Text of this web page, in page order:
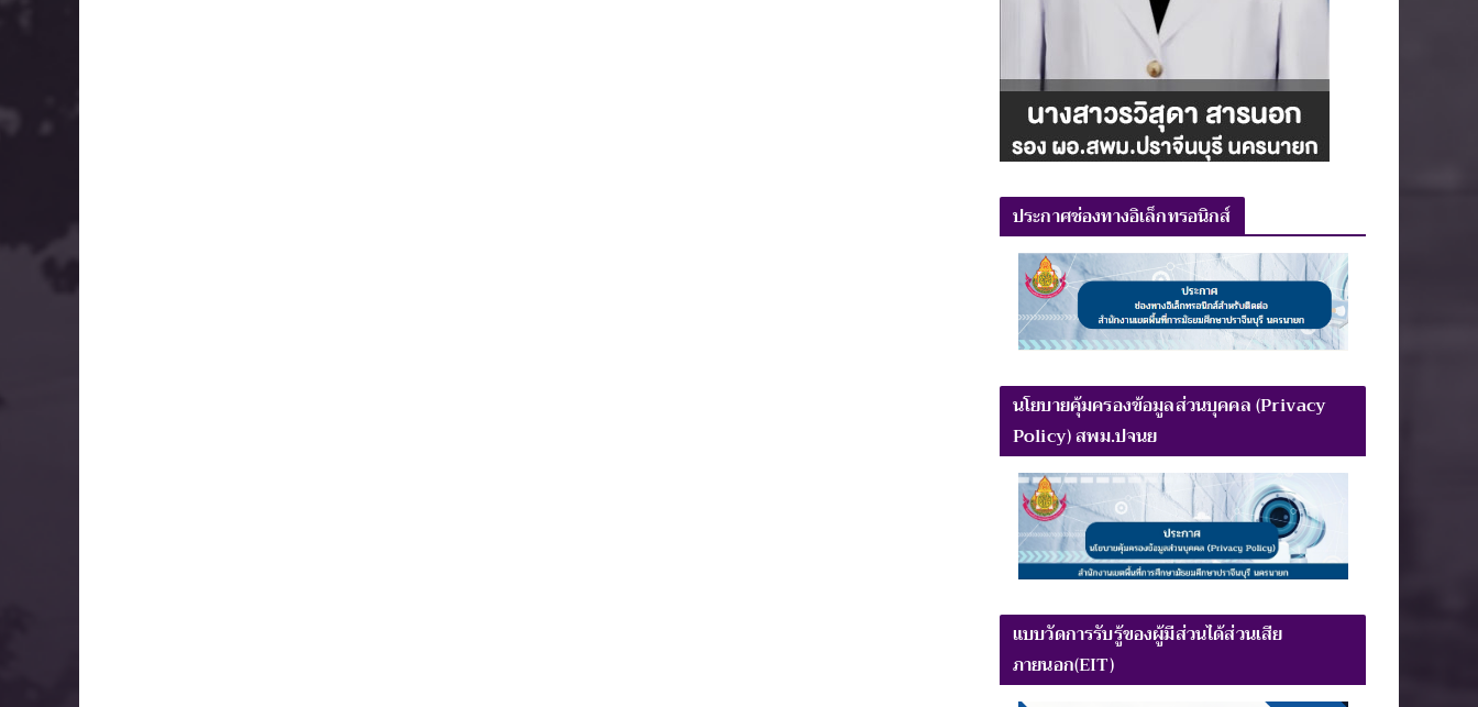
ประกาศช่องทางอิเล็กทรอนิกส์
นโยบายคุ้มครองข้อมูลส่วนบุคคล (Privacy
Policy) สพม.ปจนย
แบบวัดการรับรู้ของผู้มีส่วนได้ส่วนเสีย
ภายนอก(EIT)